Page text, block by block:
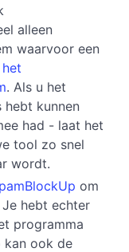
alleen
waarvoor een
. Als u het
kunnen
had - laat het
tool zo snel
wordt.
om
hebt echter
programma
kan ook de